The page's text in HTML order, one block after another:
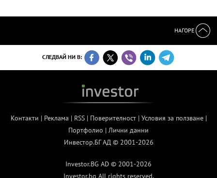
НАГОРЕ
СЛЕДВАЙ НИ В:
Контакти | Реклама | RSS| Поверителност| Условия за ползване|
Портфолио | Лични данни
Инвестор.БГ АД © 2001-2026
Investor.BG AD © 2001-2026
Investor.bg All rights reserved.